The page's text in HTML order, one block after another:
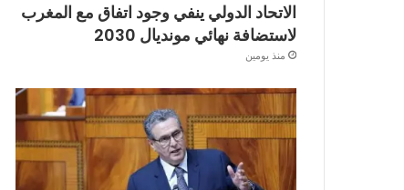
الاتحاد الدولي ينفي وجود اتفاق مع المغرب
لاستضافة نهائي مونديال 2030
منذ يومين